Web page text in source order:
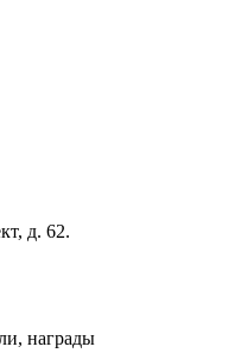
д. 62.
награды